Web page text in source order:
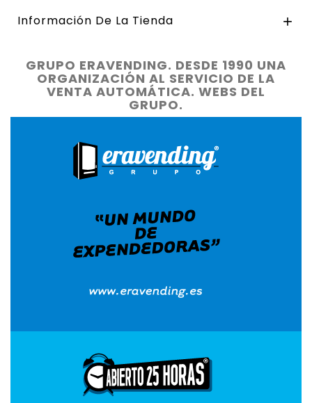
Información De La Tienda 
GRUPO ERAVENDING. DESDE 1990 UNA
ORGANIZACIÓN AL SERVICIO DE LA
VENTA AUTOMÁTICA. WEBS DEL
GRUPO.